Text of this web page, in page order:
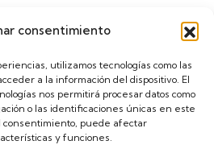
consentimiento
utilizamos tecnologías como las
a la información del dispositivo. El
nos permitirá procesar datos como
o las identificaciones únicas en este
consentimiento, puede afectar
y funciones.